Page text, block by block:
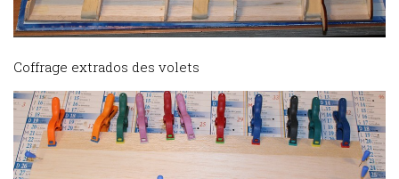
Coffrage extrados des volets